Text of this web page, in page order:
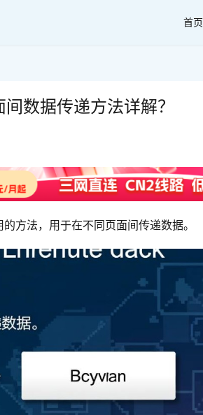
首页
数据传递方法详解？
方法，用于在不同页面间传递数据。